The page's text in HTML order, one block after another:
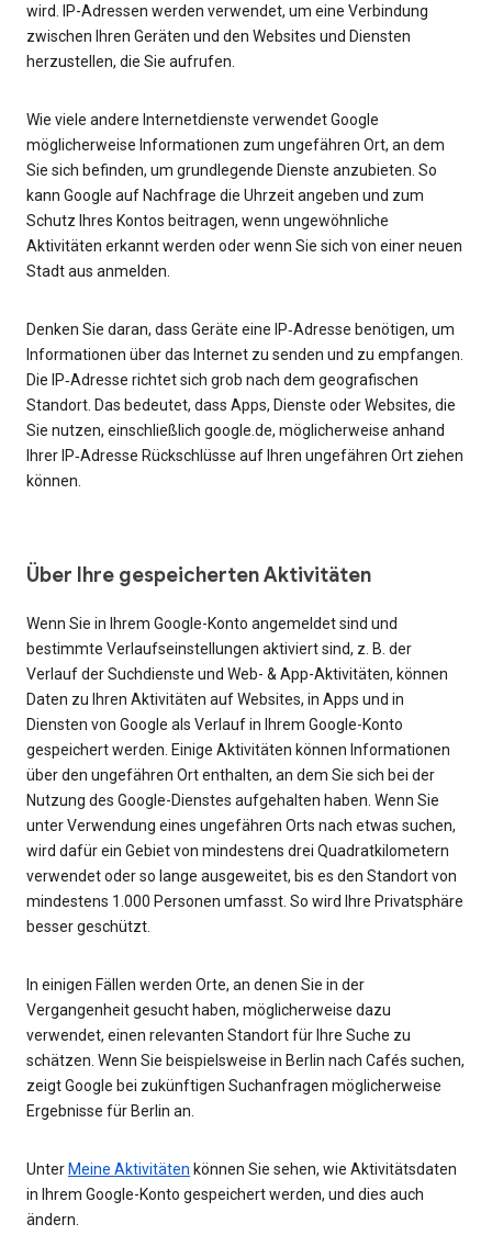
wird. IP-Adressen werden verwendet, um eine Verbindung
zwischen Ihren Geräten und den Websites und Diensten
herzustellen, die Sie aufrufen.
Wie viele andere Internetdienste verwendet Google
möglicherweise Informationen zum ungefähren Ort, an dem
Sie sich befinden, um grundlegende Dienste anzubieten. So
kann Google auf Nachfrage die Uhrzeit angeben und zum
Schutz Ihres Kontos beitragen, wenn ungewöhnliche
Aktivitäten erkannt werden oder wenn Sie sich von einer neuen
Stadt aus anmelden.
Denken Sie daran, dass Geräte eine IP‑Adresse benötigen, um
Informationen über das Internet zu senden und zu empfangen.
Die IP‑Adresse richtet sich grob nach dem geografischen
Standort. Das bedeutet, dass Apps, Dienste oder Websites, die
Sie nutzen, einschließlich google.de, möglicherweise anhand
Ihrer IP‑Adresse Rückschlüsse auf Ihren ungefähren Ort ziehen
können.
Über Ihre gespeicherten Aktivitäten
Wenn Sie in Ihrem Google-Konto angemeldet sind und
bestimmte Verlaufseinstellungen aktiviert sind, z. B. der
Verlauf der Suchdienste und Web- & App-Aktivitäten, können
Daten zu Ihren Aktivitäten auf Websites, in Apps und in
Diensten von Google als Verlauf in Ihrem Google-Konto
gespeichert werden. Einige Aktivitäten können Informationen
über den ungefähren Ort enthalten, an dem Sie sich bei der
Nutzung des Google-Dienstes aufgehalten haben. Wenn Sie
unter Verwendung eines ungefähren Orts nach etwas suchen,
wird dafür ein Gebiet von mindestens drei Quadratkilometern
verwendet oder so lange ausgeweitet, bis es den Standort von
mindestens 1.000 Personen umfasst. So wird Ihre Privatsphäre
besser geschützt.
In einigen Fällen werden Orte, an denen Sie in der
Vergangenheit gesucht haben, möglicherweise dazu
verwendet, einen relevanten Standort für Ihre Suche zu
schätzen. Wenn Sie beispielsweise in Berlin nach Cafés suchen,
zeigt Google bei zukünftigen Suchanfragen möglicherweise
Ergebnisse für Berlin an.
UnterMeine Aktivitäten können Sie sehen, wie Aktivitätsdaten
in Ihrem Google-Konto gespeichert werden, und dies auch
ändern.